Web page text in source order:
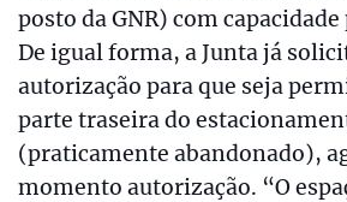
posto da GNR) com
De igual forma, a Junta já
autorização para que seja
parte traseira do
(praticamente abandonado),
momento autorização. “O